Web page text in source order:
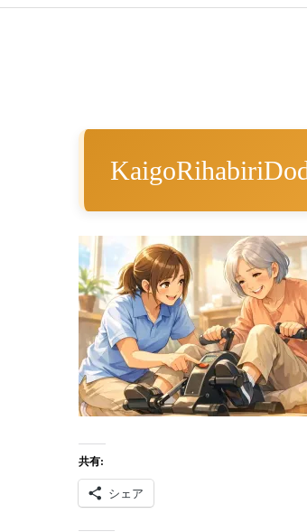
共有:
シェア